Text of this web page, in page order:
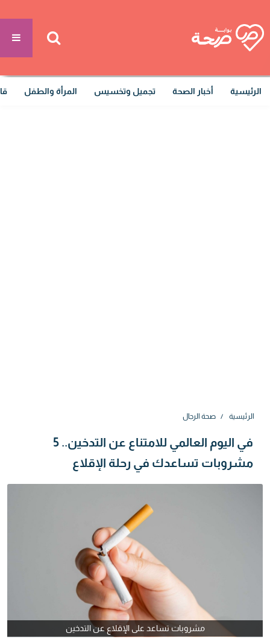
الرئيسية أخبار الصحة تجميل وتخسيس المرأة والطفل
الرئيسية صحة الرجال
في اليوم العالمي للامتناع عن التدخين.. 5
مشروبات تساعدك في رحلة الإقلاع
مشروبات تساعد على الإقلاع عن التدخين